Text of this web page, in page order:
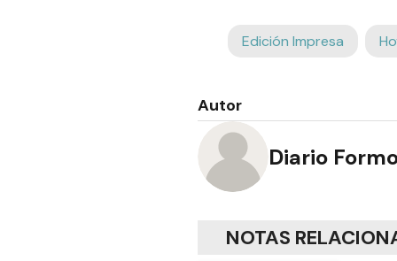
Edición Impresa
Autor
Diario
NOTAS